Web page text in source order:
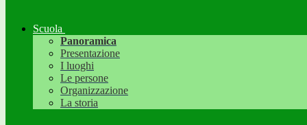
Scuola
Panoramica
Presentazione
I luoghi
Le persone
Organizzazione
La storia